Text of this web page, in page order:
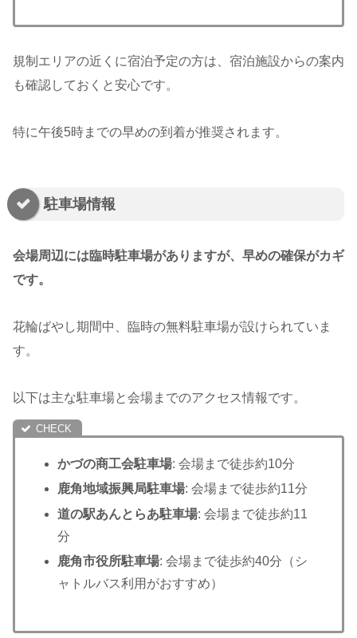
規制エリアの近くに宿泊予定の方は、宿泊施設からの案内
も確認しておくと安心です。
特に午後5時までの早めの到着が推奨されます。
駐車場情報
会場周辺には臨時駐車場がありますが、早めの確保がカギ
です。
花輪ばやし期間中、臨時の無料駐車場が設けられていま
す。
以下は主な駐車場と会場までのアクセス情報です。
かづの商工会駐車場: 会場まで徒歩約10分
鹿角地域振興局駐車場: 会場まで徒歩約11分
道の駅あんとらあ駐車場: 会場まで徒歩約11
分
鹿角市役所駐車場: 会場まで徒歩約40分（シ
ャトルバス利用がおすすめ）